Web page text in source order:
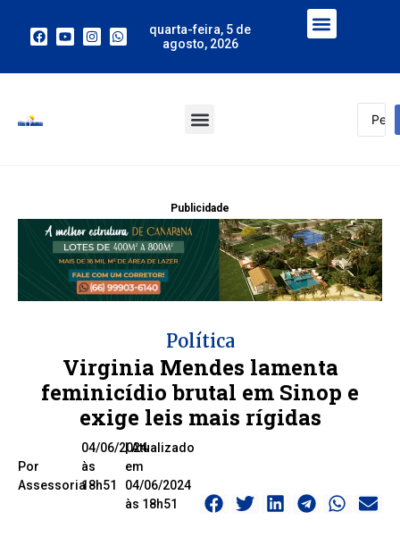
quarta-feira, 5 de
agosto, 2026
Publicidade
Política
Virginia Mendes lamenta
feminicídio brutal em Sinop e
exige leis mais rígidas
Por
Assessoria
04/06/2024
às
18h51
| Atualizado
em
04/06/2024
às 18h51